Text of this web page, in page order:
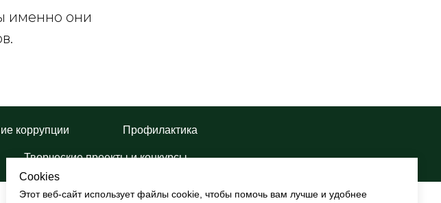
именно они
коррупции
Творческие проекты и конкурсы
Профилактика
Cookies
Этот веб-сайт использует файлы cookie, чтобы помочь вам лучше и удобнее